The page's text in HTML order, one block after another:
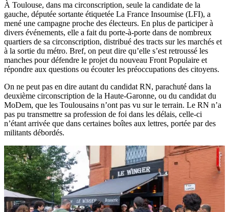
À Toulouse, dans ma circonscription, seule la candidate de la
gauche, députée sortante étiquetée La France Insoumise (LFI), a
mené une campagne proche des électeurs. En plus de participer à
divers événements, elle a fait du porte-à-porte dans de nombreux
quartiers de sa circonscription, distribué des tracts sur les marchés et
à la sortie du métro. Bref, on peut dire qu’elle s’est retroussé les
manches pour défendre le projet du nouveau Front Populaire et
répondre aux questions ou écouter les préoccupations des citoyens.
On ne peut pas en dire autant du candidat RN, parachuté dans la
deuxième circonscription de la Haute-Garonne, ou du candidat du
MoDem, que les Toulousains n’ont pas vu sur le terrain. Le RN n’a
pas pu transmettre sa profession de foi dans les délais, celle-ci
n’étant arrivée que dans certaines boîtes aux lettres, portée par des
militants débordés.